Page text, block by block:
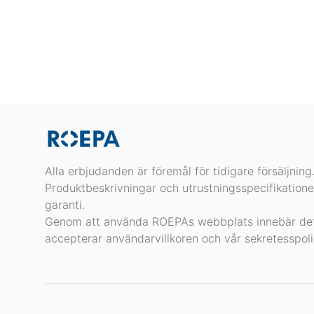
Alla erbjudanden är föremål för tidigare försäljning.
Produktbeskrivningar och
garanti.
Genom att använda ROEPAs webbplats innebär
accepterar användarvillkoren och vår